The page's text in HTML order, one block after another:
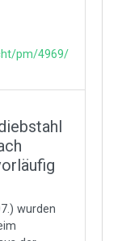
pm/4969/
wurden